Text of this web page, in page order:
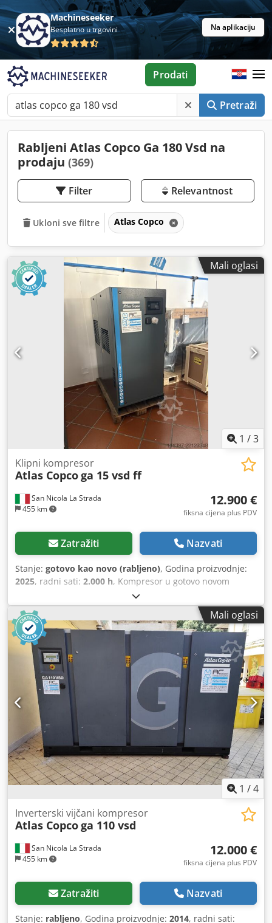
Machineseeker
Besplatno u trgovini Na aplikaciju
Pretraži
Prodati
Rabljeni Atlas Copco Ga 180 Vsd na
prodaju (369)
Filter Relevantnost
Ukloni sve filtre Atlas Copco
Mali oglasi
1 /3
San Nicola La Strada
455 km
Klipni kompresor
Atlas Copcoga 15 vsd ff
12.900 €
fiksna cijena plus PDV
Zatražiti Nazvati
Stanje: gotovo kao novo (rabljeno), Godina proizvodnje:
2025, radni sati: 2.000 h, Kompresor u gotovo novom
stanju (demonstracijski uređaj), samo 2.000 radnih sati.
Službeni smo zastupnici. Kataloška cijena novog uređaja:
32.074 EUR. Glavne značajke: Codpfezdf Iyex Ahbsrf
Maksimalni tlak: 10 bara Snaga: 15 kW / 20 KS Protok: 2.940
l/min
Mali oglasi
1 /4
San Nicola La Strada
455 km
Inverterski vijčani kompresor
Atlas Copcoga 110 vsd
12.000 €
fiksna cijena plus PDV
Zatražiti Nazvati
Stanje: rabljeno, Godina proizvodnje: 2014, radni sati: